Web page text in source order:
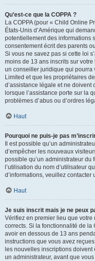
Qu’est-ce que la COPPA ?
La COPPA (pour « Child Online
États-Unis d’Amérique qui
potentiellement des informations
consentement écrit des parents
Si vous ne savez pas si cette loi
moins de 13 ans inscrits sur
un conseiller juridique qui pourra
Limited et que les propriétaires
d’assistance légale et ne doivent
lorsque l’assistance porte sur la
problèmes d’abus ou d’ordres
Haut
Pourquoi ne puis-je pas
Il est possible qu’un
d’empêcher les nouveaux
possible qu’un administrateur du
l’utilisation du nom d’utilisateur
d’informations, veuillez contacter
Haut
Je suis inscrit mais je ne peux
Vérifiez en premier lieu que votre
corrects. Si la fonctionnalité de la
avoir en dessous de 13 ans
instructions que vous avez
les nouvelles inscriptions
un administrateur, avant que